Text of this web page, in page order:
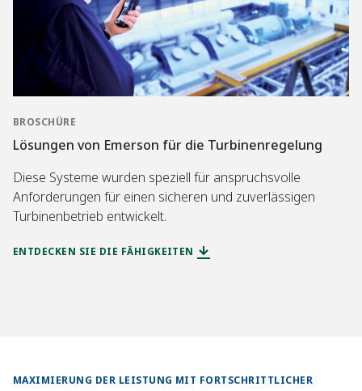
BROSCHÜRE
Lösungen von Emerson für die Turbinenregelung
Diese Systeme wurden speziell für anspruchsvolle
Anforderungen für einen sicheren und zuverlässigen
Turbinenbetrieb entwickelt.
ENTDECKEN SIE DIE FÄHIGKEITEN
MAXIMIERUNG DER LEISTUNG MIT FORTSCHRITTLICHER